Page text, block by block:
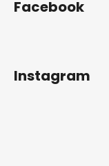
Facebook
Instagram